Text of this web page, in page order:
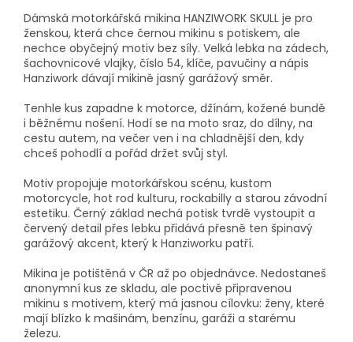
Dámská motorkářská mikina HANZIWORK SKULL je pro
ženskou, která chce černou mikinu s potiskem, ale
nechce obyčejný motiv bez síly. Velká lebka na zádech,
šachovnicové vlajky, číslo 54, klíče, pavučiny a nápis
Hanziwork dávají mikině jasný garážový směr.
Tenhle kus zapadne k motorce, džínám, kožené bundě
i běžnému nošení. Hodí se na moto sraz, do dílny, na
cestu autem, na večer ven i na chladnější den, kdy
chceš pohodlí a pořád držet svůj styl.
Motiv propojuje motorkářskou scénu, kustom
motorcycle, hot rod kulturu, rockabilly a starou závodní
estetiku. Černý základ nechá potisk tvrdě vystoupit a
červený detail přes lebku přidává přesně ten špinavý
garážový akcent, který k Hanziworku patří.
Mikina je potištěná v ČR až po objednávce. Nedostaneš
anonymní kus ze skladu, ale poctivě připravenou
mikinu s motivem, který má jasnou cílovku: ženy, které
mají blízko k mašinám, benzínu, garáži a starému
železu.